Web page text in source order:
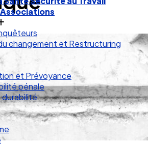
changement et Restructuring
et Prévoyance
pénale
durabilité